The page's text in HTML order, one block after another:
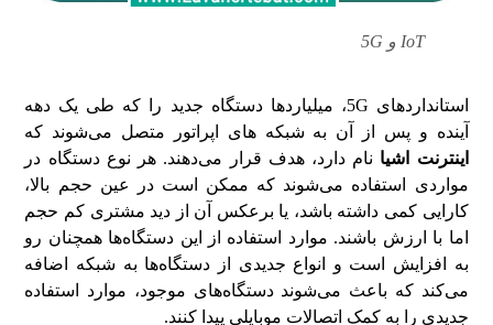
IoT و 5G
استانداردهای 5G، میلیاردها دستگاه جدید را که طی یک دهه
آینده و پس از آن به شبکه های اپراتور متصل می‌شوند که
اینترنت اشیا نام دارد، هدف قرار می‌دهند. هر نوع دستگاه در
مواردی استفاده می‌شوند که ممکن است در عین حجم بالا،
کارایی کمی داشته باشد، یا برعکس آن از دید مشتری کم حجم
اما با ارزش باشند. موارد استفاده از این دستگاه‌ها همچنان رو
به افزایش است و انواع جدیدی از دستگاه‌ها به شبکه اضافه
می‌کند که باعث می‌شوند دستگاه‌های موجود، موارد استفاده
جدیدی را به کمک اتصالات موبایلی پیدا کنند.